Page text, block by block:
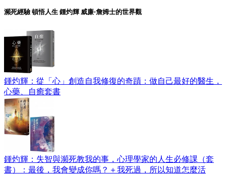
瀕死經驗 頓悟人生 鍾灼輝 威廉‧詹姆士的世界觀
鍾灼輝：從「心」創造自我修復的奇蹟：做自己最好的醫生，
心藥、自癒套書
鍾灼輝：失智與瀕死教我的事，心理學家的人生必修課（套
書）：最後，我會變成你嗎？＋我死過，所以知道怎麼活